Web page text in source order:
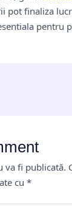
pot finaliza
pentru
va fi publicată.
cu*